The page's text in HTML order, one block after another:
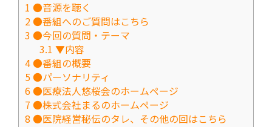
1 ●音源を聴く
2●番組へのご質問はこちら
3 ●今回の質問・テーマ
3.1 ▼内容
4●番組の概要
5●パーソナリティ
6●医療法人悠桜会のホームページ
7 ●株式会社まるのホームページ
8 ●医院経営秘伝のタレ、その他の回はこちら